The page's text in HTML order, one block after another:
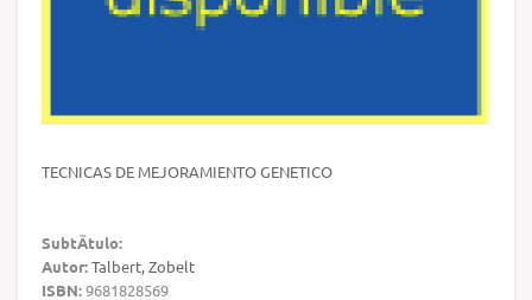
TECNICAS DE MEJORAMIENTO GENETICO
SubtÃ­tulo:
Autor:Talbert, Zobelt
ISBN:9681828569